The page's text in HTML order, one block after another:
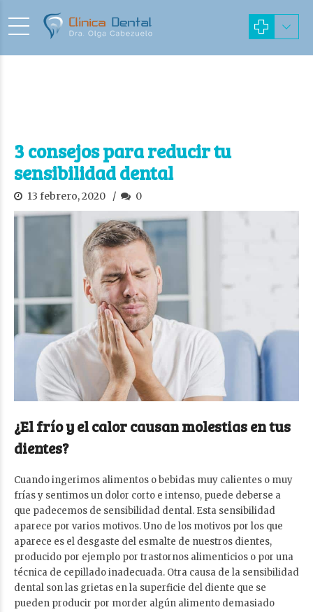
3 consejos para reducir tu
sensibilidad dental
13 febrero, 2020 0
¿El frío y el calor causan molestias en tus
dientes?
Cuando ingerimos alimentos o bebidas muy calientes o muy
frías y sentimos un dolor corto e intenso, puede deberse a
que padecemos de sensibilidad dental. Esta sensibilidad
aparece por varios motivos. Uno de los motivos por los que
aparece es el desgaste del esmalte de nuestros dientes,
producido por ejemplo por trastornos alimenticios o por una
técnica de cepillado inadecuada. Otra causa de la sensibilidad
dental son las grietas en la superficie del diente que se
pueden producir por morder algún alimento demasiado